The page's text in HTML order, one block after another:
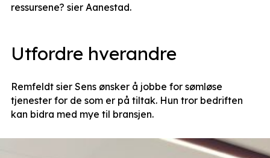
ressursene? sier Aanestad.
Utfordre hverandre
Remfeldt sier Sens ønsker å jobbe for sømløse
tjenester for de som er på tiltak. Hun tror bedriften
kan bidra med mye til bransjen.